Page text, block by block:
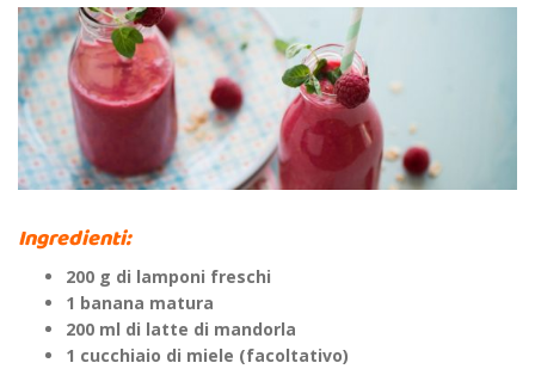
Ingredienti:
200 g di lamponi freschi
1 banana matura
200 ml di latte di mandorla
1 cucchiaio di miele (facoltativo)